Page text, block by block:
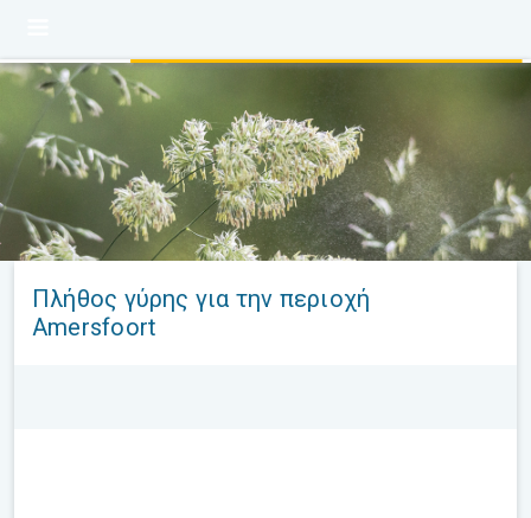
Πλήθος γύρης για την περιοχή
Amersfoort